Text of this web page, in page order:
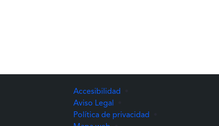
Accesibilidad
Aviso Legal
Política de privacidad